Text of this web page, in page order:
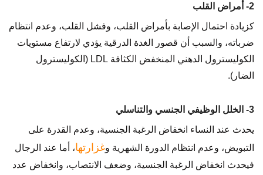
2- أمراض القلب
كزيادة احتمال الإصابة بأمراض القلب، وفشل القلب، وعدم انتظام
ضرباته، والسبب أن قصور الغدة الدرقية يؤدي لارتفاع مستويات
الكوليسترول الدهني المنخفض الكثافة LDL (الكوليسترول
الضار).
3- الخلل الوظيفي الجنسي والتناسلي
يحدث عند النساء انخفاض الرغبة الجنسية، وعدم القدرة على
التبويض، وعدم انتظام الدورة الشهرية وغزارتها، أما عند الرجال
فيحدث انخفاض الرغبة الجنسية، وضعف الانتصاب، وانخفاض عدد